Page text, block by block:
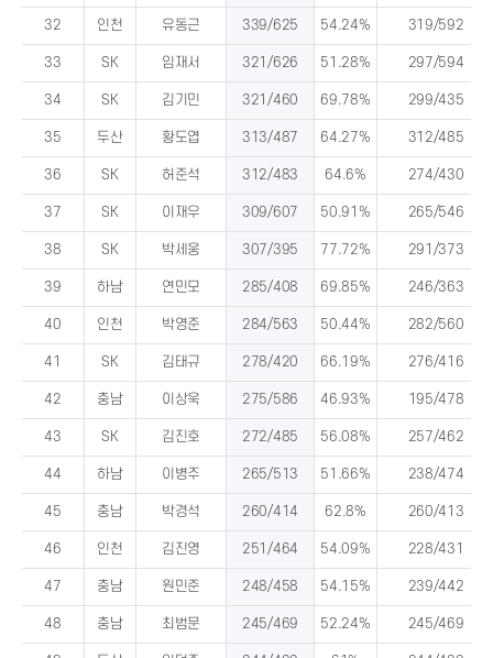
32 인천 유동근 339/625 54.24% 319/592
33 SK 임재서 321/626 51.28% 297/594
34 SK 김기민 321/460 69.78% 299/435
35 두산 황도엽 313/487 64.27% 312/485
36 SK 허준석 312/483 64.6% 274/430
37 SK 이재우 309/607 50.91% 265/546
38 SK 박세웅 307/395 77.72% 291/373
39 하남 연민모 285/408 69.85% 246/363
40 인천 박영준 284/563 50.44% 282/560
41 SK 김태규 278/420 66.19% 276/416
42 충남 이상욱 275/586 46.93% 195/478
43 SK 김진호 272/485 56.08% 257/462
44 하남 이병주 265/513 51.66% 238/474
45 충남 박경석 260/414 62.8% 260/413
46 인천 김진영 251/464 54.09% 228/431
47 충남 원민준 248/458 54.15% 239/442
48 충남 최범문 245/469 52.24% 245/469